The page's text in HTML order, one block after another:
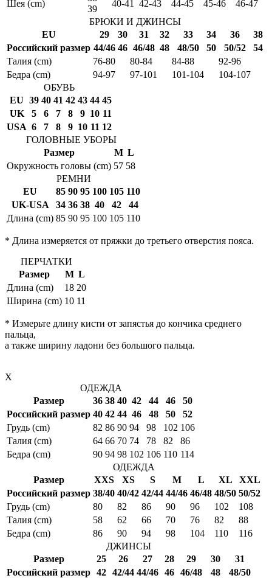
Шея (cm)
39
40-41 42-43 44-45 45-46
46-47
БРЮКИ И ДЖИНСЫ
EU
29 30 31 32 33 34 36
38
Российский размер 44/46 46 46/48 48 48/50 50 50/52
54
Талия (cm)
76-80 80-84 84-88
92-96
Бедра (cm)
94-97 97-101 101-104
104-107
ОБУВЬ
EU 39 40 41 42 43 44 45
UK
5 6 7 8 9 10 11
USA 6 7 8 9 10 11 12
ГОЛОВНЫЕ УБОРЫ
Размер
M L
Окружность головы (cm) 57 58
РЕМНИ
EU
85 90 95 100 105 110
UK-USA
34 36 38 40 42
44
Длина (cm) 85 90 95 100 105 110
* Длина измеряется от пряжки до третьего отверстия пояса.
ПЕРЧАТКИ
Размер
M L
Длина (cm)
18 20
Ширина (cm) 10 11
* Измерьте длину кисти от запястья до кончика среднего
пальца,
а также ширину ладони без большого пальца.
X
ОДЕЖДА
Размер
36 38 40 42 44 46
50
Российский размер 40 42 44 46 48 50
52
Грудь (cm)
82 86 90 94 98 102 106
Талия (cm)
64 66 70 74 78 82
86
Бедра (cm)
90 94 98 102 106 110 114
ОДЕЖДА
Размер
XXS XS S M L XL
XXL
Российский размер 38/40 40/42 42/44 44/46 46/48 48/50 50/52
Грудь (cm)
80 82 86 90 96 102
108
Талия (cm)
58 62 66 70 76 82
88
Бедра (cm)
86 90 94 98 104 110
116
ДЖИНСЫ
Размер
25 26 27 28 29 30
31
Российский размер 42 42/44 44/46 46 46/48 48
48/50